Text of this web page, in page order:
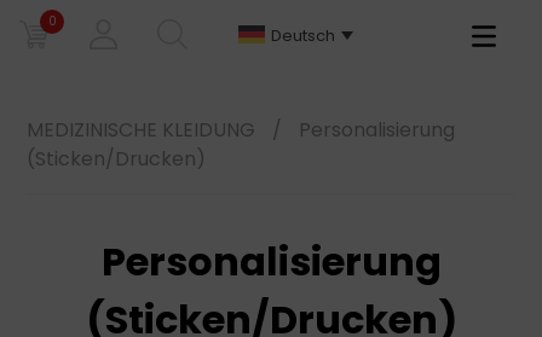
0
Deutsch
Primary
MEDIZINISCHE KLEIDUNG /
Personalisierung
(Sticken/Drucken)
Personalisierung
(Sticken/Drucken)